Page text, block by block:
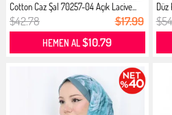
Cotton Caz Şal 70257-04 Açık Lacive...
$42.78 $17.99
HEMEN AL$10.79
Düz